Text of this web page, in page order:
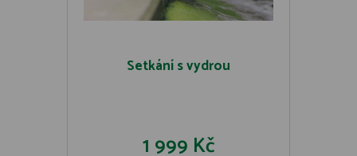
Setkání s vydrou
1 999 Kč